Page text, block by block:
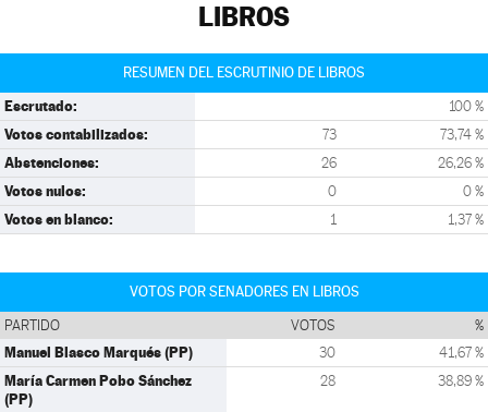
LIBROS
RESUMEN DEL ESCRUTINIO DE LIBROS
Escrutado: 100 %
Votos contabilizados: 73 73,74 %
Abstenciones: 26 26,26 %
Votos nulos: 0 0 %
Votos en blanco: 1 1,37 %
VOTOS POR SENADORES EN LIBROS
PARTIDO VOTOS %
Manuel Blasco Marqués (PP) 30 41,67 %
María Carmen Pobo Sánchez
(PP)
28 38,89 %